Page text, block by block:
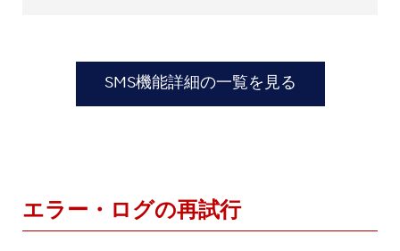
SMS機能詳細の一覧を見る
エラー・ログの再試行